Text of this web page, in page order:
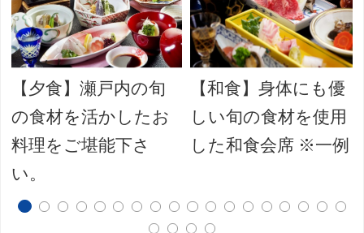
【夕食】瀬戸内の旬
の食材を活かしたお
料理をご堪能下さ
い。
【和食】身体にも優
しい旬の食材を使用
した和食会席 ※一例